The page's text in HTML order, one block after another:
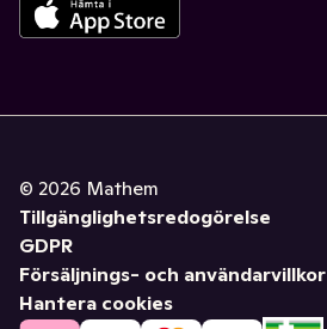
© 2026 Mathem
Tillgänglighetsredogörelse
GDPR
Försäljnings- och användarvillkor
Hantera cookies